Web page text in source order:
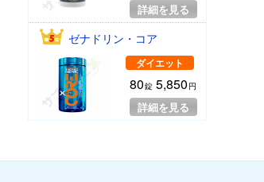
詳細を見る
ゼナドリン・コア
ダイエット
80錠 5,850 円
詳細を見る